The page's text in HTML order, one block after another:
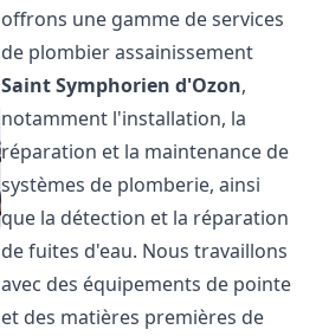
offrons une gamme de services
de plombier assainissement
Saint Symphorien d'Ozon,
notamment l'installation, la
réparation et la maintenance de
systèmes de plomberie, ainsi
que la détection et la réparation
de fuites d'eau. Nous travaillons
avec des équipements de pointe
et des matières premières de